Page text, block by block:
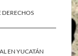
DERECHOS
EN YUCATÁN